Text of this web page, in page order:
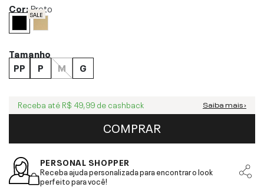
Cor:Preto
SALE
Tamanho
PP
P M G
Receba até R$ 49,99 de cashback Saiba mais ›
COMPRAR
PERSONAL SHOPPER
Receba ajuda personalizada para encontrar o look
perfeito para você!